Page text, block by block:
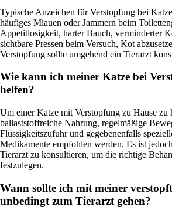
Typische Anzeichen für Verstopfung bei
häufiges Miauen oder Jammern beim
Appetitlosigkeit, harter Bauch, verminderter
sichtbare Pressen beim Versuch, Kot
Verstopfung sollte umgehend ein Tierarzt
Wie kann ich meiner Katze bei
helfen?
Um einer Katze mit Verstopfung zu Hause zu
ballaststoffreiche Nahrung, regelmäßige
Flüssigkeitszufuhr und gegebenenfalls
Medikamente empfohlen werden. Es ist
Tierarzt zu konsultieren, um die richtige
festzulegen.
Wann sollte ich mit meiner
unbedingt zum Tierarzt gehen?